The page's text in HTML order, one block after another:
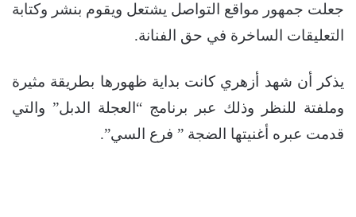
جعلت جمهور مواقع التواصل يشتعل ويقوم بنشر وكتابة
التعليقات الساخرة في حق الفنانة.
يذكر أن شهد أزهري كانت بداية ظهورها بطريقة مثيرة
وملفتة للنظر وذلك عبر برنامج “العجلة الدبل” والتي
قدمت عبره أغنيتها الضجة ” فرع السي”.